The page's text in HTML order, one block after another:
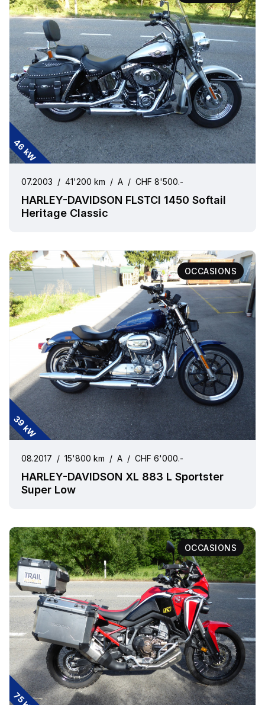
46 kW
07.2003 / 41'200 km / A / CHF 8'500.-
HARLEY-DAVIDSON FLSTCI 1450 Softail
Heritage Classic
OCCASIONS
39 kW
08.2017 / 15'800 km / A / CHF 6'000.-
HARLEY-DAVIDSON XL 883 L Sportster
Super Low
OCCASIONS